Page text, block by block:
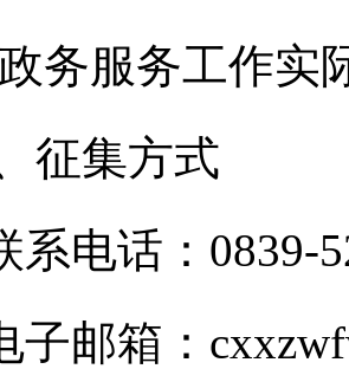
务服务工作实
征集方式
系电话：0839-
子邮箱：